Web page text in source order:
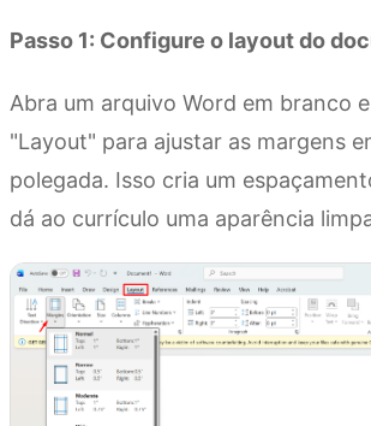
Passo 1: Configure o layout do
Abra um arquivo Word em branco
"Layout" para ajustar as margens
polegada. Isso cria um
dá ao currículo uma aparência